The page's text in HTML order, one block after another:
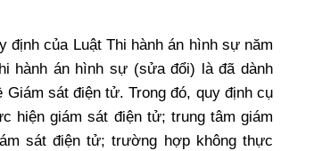
định của Luật Thi hành án hình sự năm
hành án hình sự (sửa đổi) là đã dành
sát điện tử. Trong đó, quy định cụ
hiện giám sát điện tử; trung tâm giám
sát điện tử; trường hợp không thực